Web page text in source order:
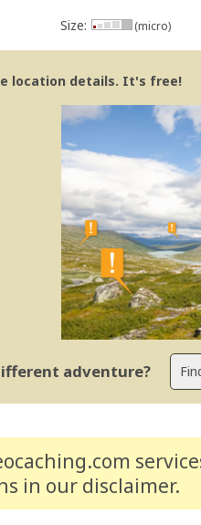
Size: (micro)
location details. It's free!
adventure?
in our disclaimer.